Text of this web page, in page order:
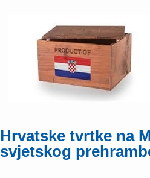
Hrvatske tvrtke na
svjetskog